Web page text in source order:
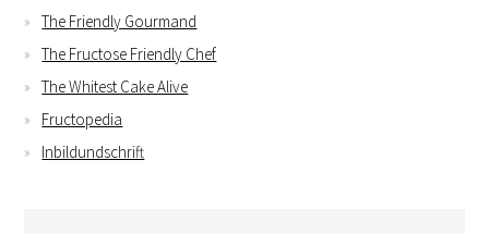
The Friendly Gourmand
The Fructose Friendly Chef
The Whitest Cake Alive
Fructopedia
Inbildundschrift